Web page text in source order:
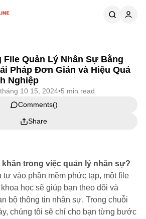
File Quản Lý Nhân Sự Bằng
Pháp Đơn Giản và Hiệu Quả
Nghiệp
tháng 10 15, 2024•5 min read
Comments
Share
khăn trong việc quản lý nhân sự?
tư vào phần mềm phức tạp, một file
học sẽ giúp bạn theo dõi và
bộ thông tin nhân sự. Trong chuỗi
chúng tôi sẽ chỉ cho bạn từng bước